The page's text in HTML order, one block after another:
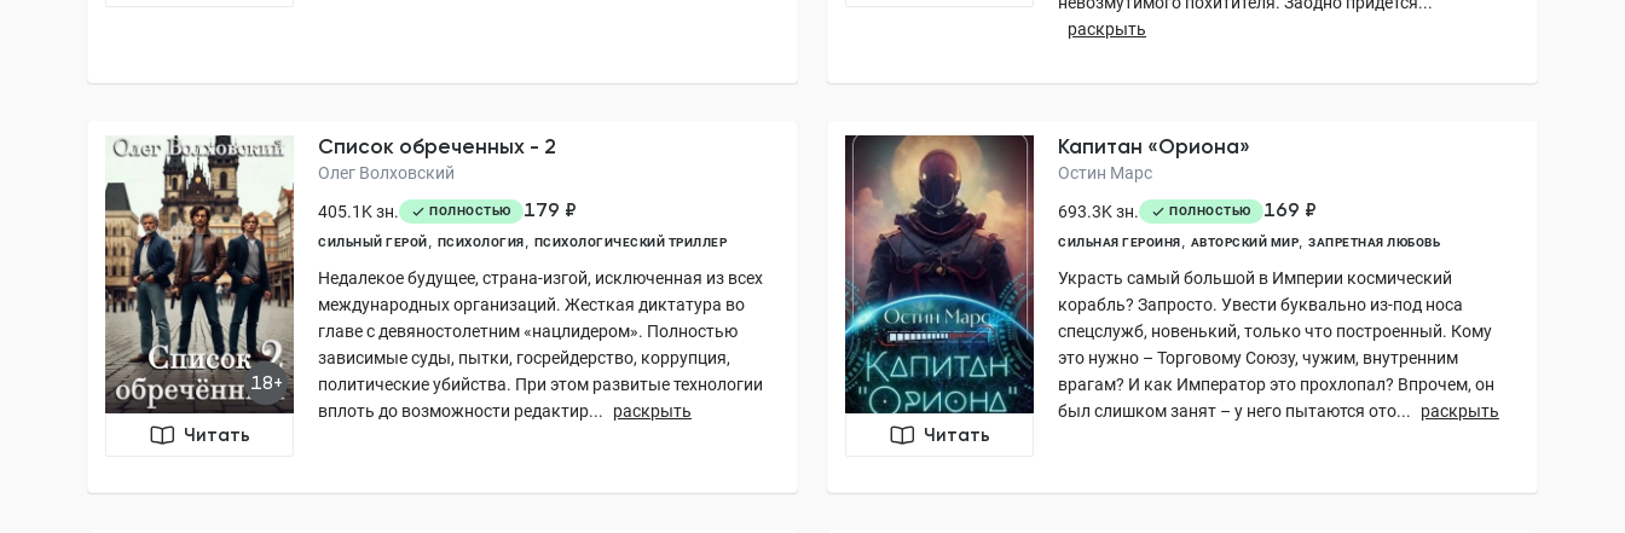
раскрыть
18+
Читать
Список обреченных - 2
Олег Волховский
405.1K зн.
ПОЛНОСТЬЮ 179 ₽
СИЛЬНЫЙ ГЕРОЙ ПСИХОЛОГИЯ ПСИХОЛОГИЧЕСКИЙ ТРИЛЛЕР
Недалекое будущее, страна-изгой, исключенная из всех
международных организаций. Жесткая диктатура во
главе с девяностолетним «нацлидером». Полностью
зависимые суды, пытки, госрейдерство, коррупция,
политические убийства. При этом развитые технологии
вплоть до возможности редактир...
раскрыть
Читать
Капитан «Ориона»
Остин Марс
693.3K зн.
ПОЛНОСТЬЮ 169 ₽
СИЛЬНАЯ ГЕРОИНЯ АВТОРСКИЙ МИР ЗАПРЕТНАЯ ЛЮБОВЬ
Украсть самый большой в Империи космический
корабль? Запросто. Увести буквально из-под носа
спецслужб, новенький, только что построенный. Кому
это нужно – Торговому Союзу, чужим, внутренним
врагам? И как Император это прохлопал? Впрочем, он
был слишком занят – у него пытаются ото...
раскрыть